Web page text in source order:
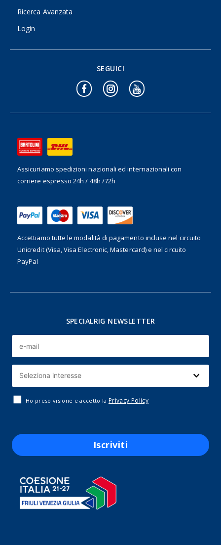
Ricerca Avanzata
Login
Assicuriamo spedizioni nazionali ed internazionalicon
corriere espresso 24h / 48h /72h
Accettiamo tutte le modalità di pagamento incluse nel circuito
Unicredit (Visa, Visa Electronic, Mastercard) e nel circuito
PayPal
SEGUICI
SPECIALRIG NEWSLETTER
Ho preso visione e accetto la Privacy Policy
Iscriviti